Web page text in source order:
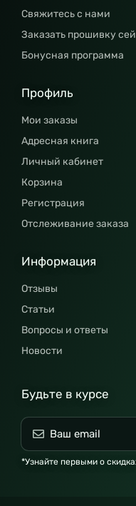
Свяжитесь с нами
Заказать прошивку
Бонусная программа
Профиль
Мои заказы
Адресная книга
Личный кабинет
Корзина
Регистрация
Отслеживание заказа
Информация
Отзывы
Статьи
Вопросы и ответы
Новости
Будьте в курсе
*Узнайте первыми о